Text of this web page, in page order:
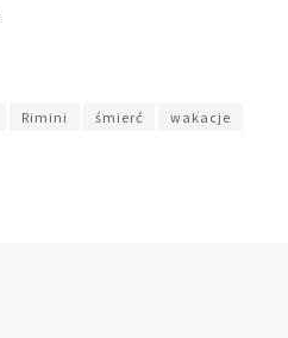
Rimini śmierć
wakacje